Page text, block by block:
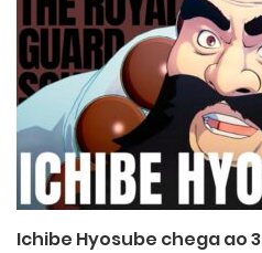
Ichibe Hyosube chega ao